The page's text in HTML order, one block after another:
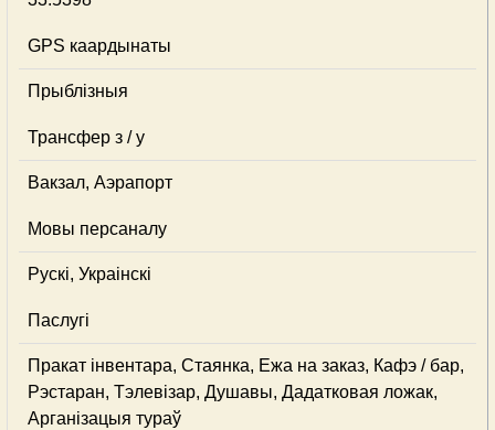
GPS каардынаты
Прыблізныя
Трансфер з / у
Вакзал, Аэрапорт
Мовы персаналу
Рускі, Украінскі
Паслугі
Пракат інвентара, Стаянка, Ежа на заказ, Кафэ / бар,
Рэстаран, Тэлевізар, Душавы, Дадатковая ложак,
Арганізацыя тураў